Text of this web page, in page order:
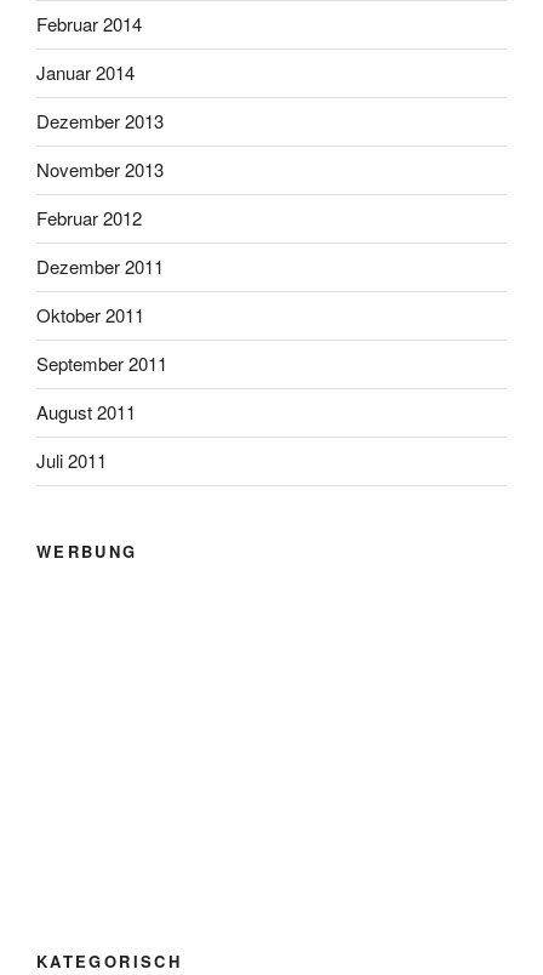
Februar 2014
Januar 2014
Dezember 2013
November 2013
Februar 2012
Dezember 2011
Oktober 2011
September 2011
August 2011
Juli 2011
WERBUNG
KATEGORISCH